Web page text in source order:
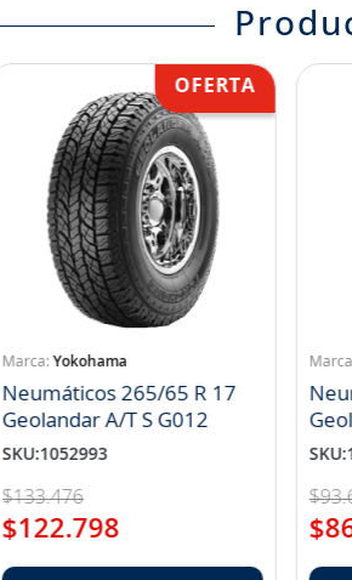
Yokohama
Neumáticos 265/65 R 17
Geolandar A/T S G012
SKU:1052993
$133.476
$122.798
SKU:
$93.
$